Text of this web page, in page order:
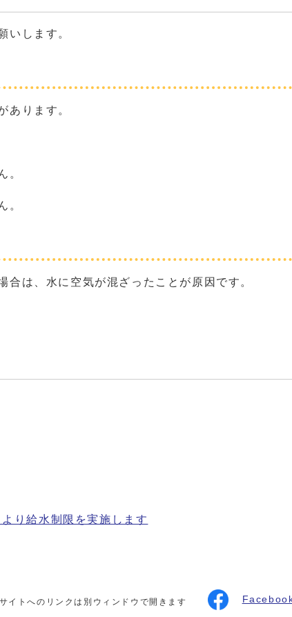
いします。
あります。
。
。
は、水に空気が混ざったことが原因です。
り給水制限を実施します
イトへのリンクは別ウィンドウで開きます